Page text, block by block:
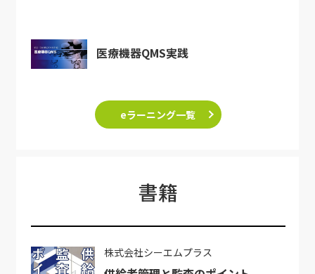
医療機器QMS実践
eラーニング一覧
書籍
株式会社シーエムプラス